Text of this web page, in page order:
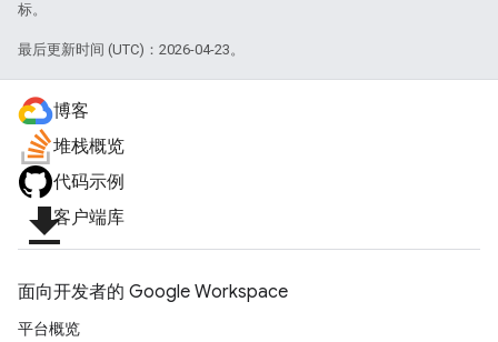
标。
最后更新时间 (UTC)：2026-04-23。
博客
堆栈概览
代码示例
file_download客户端库
面向开发者的 Google Workspace
平台概览